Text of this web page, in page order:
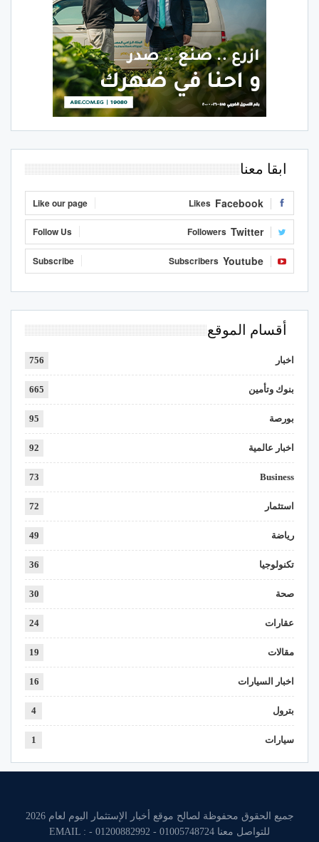
ابقا معنا
Facebook
Likes
Like our page
Twitter
Followers
Follow Us
Youtube
Subscribers
Subscribe
أقسام الموقع
اخبار 756
بنوك وتأمين 665
بورصة 95
اخبار عالمية 92
Business
73
استثمار 72
رياضة 49
تكنولوجيا 36
صحة 30
عقارات 24
مقالات 19
اخبار السيارات 16
بترول 4
سيارات 1
جميع الحقوق محفوظة لصالح موقع أخبار الإستثمار اليوم لعام 2026
للتواصل معنا 01005748724 - 01200882992 - EMAIL :